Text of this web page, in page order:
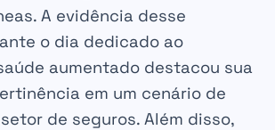
A evidência desse
o dia dedicado ao
aumentado destacou sua
em um cenário de
de seguros. Além disso,